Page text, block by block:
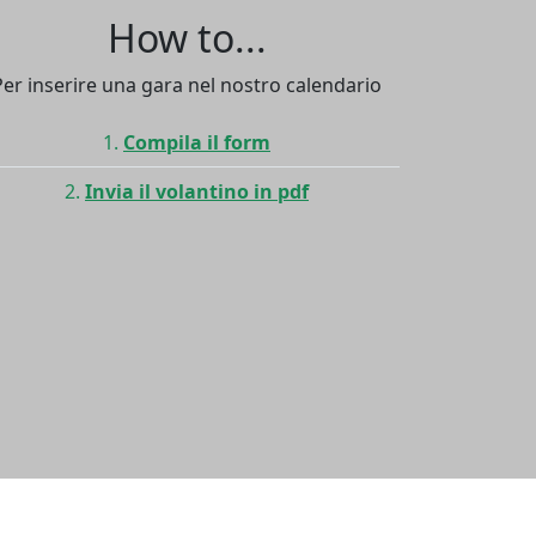
How to...
inserire una gara nel nostro calendario
Compila il form
Invia il volantino in pdf